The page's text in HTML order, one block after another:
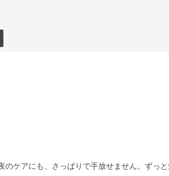
ケアにも、さっぱりで手放せません。ずっと